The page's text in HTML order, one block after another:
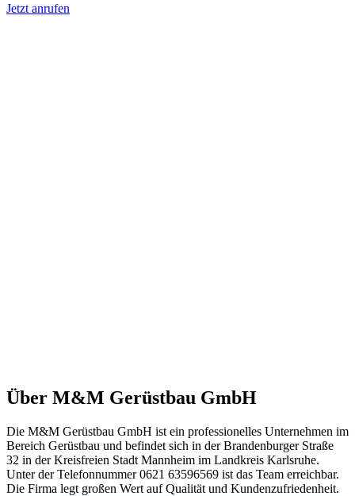
Jetzt anrufen
Über M&M Gerüstbau GmbH
Die M&M Gerüstbau GmbH ist ein professionelles Unternehmen im
Bereich Gerüstbau und befindet sich in der Brandenburger Straße
32 in der Kreisfreien Stadt Mannheim im Landkreis Karlsruhe.
Unter der Telefonnummer 0621 63596569 ist das Team erreichbar.
Die Firma legt großen Wert auf Qualität und Kundenzufriedenheit.